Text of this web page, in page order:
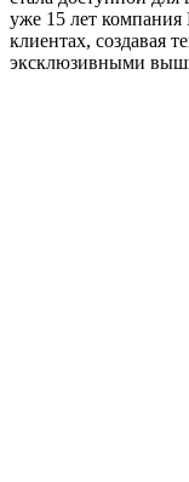
уже 15 лет
клиентах, создавая
эксклюзивными